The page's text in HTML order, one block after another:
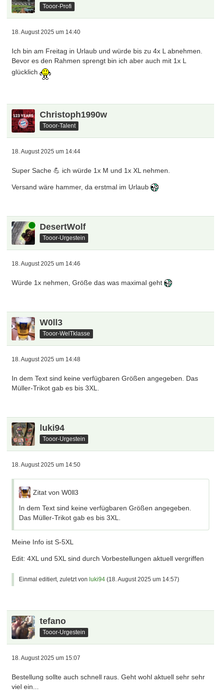
Tooor-Profi
18. August 2025 um 14:40
Ich bin am Freitag in Urlaub und würde bis zu 4x L abnehmen.
Bevor es den Rahmen sprengt bin ich aber auch mit 1x L
glücklich
Christoph1990w
Tooor-Talent
18. August 2025 um 14:44
Super Sache 💪 ich würde 1x M und 1x XL nehmen.
Versand wäre hammer, da erstmal im Urlaub
Online DesertWolf
Tooor-Urgestein
18. August 2025 um 14:46
Würde 1x nehmen, Größe das was maximal geht
W0ll3
Tooor-WelTklasse
18. August 2025 um 14:48
In dem Text sind keine verfügbaren Größen angegeben. Das
Müller-Trikot gab es bis 3XL.
luki94
Tooor-Urgestein
18. August 2025 um 14:50
Zitat von W0ll3
In dem Text sind keine verfügbaren Größen angegeben.
Das Müller-Trikot gab es bis 3XL.
Meine Info ist S-5XL
Edit: 4XL und 5XL sind durch Vorbestellungen aktuell vergriffen
Einmal editiert, zuletzt vonluki94 (18. August 2025 um 14:57)
tefano
Tooor-Urgestein
18. August 2025 um 15:07
Bestellung sollte auch schnell raus. Geht wohl aktuell sehr sehr
viel ein...